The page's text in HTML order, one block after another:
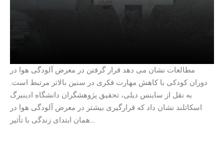
مطالعات نشان می دهد قرار گرفتن در معرض آلودگی هوا در
دوران کودکی با کاهش مهارت فکری در سنین بالاتر مرتبط است.
به نقل از ساینس دیلی، تحقیق پژوهشگران دانشگاه ادینبرگ
اسکاتلند نشان داد که قرارگیری بیشتر در معرض آلودگی هوا در
همان ابتدای زندگی با تأثیر…